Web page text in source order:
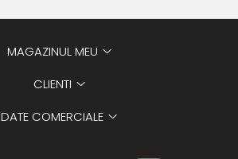
MAGAZINUL MEU
CLIENTI
DATE COMERCIALE